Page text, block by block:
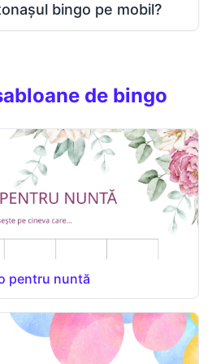
bingo pe mobil?
de bingo
pentru nuntă